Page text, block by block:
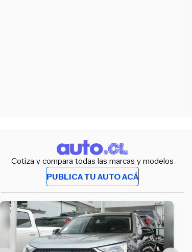
Cotiza y compara todas las marcas y modelos
PUBLICA TU AUTO ACÁ